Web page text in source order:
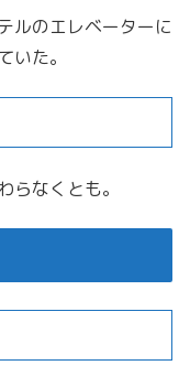
ルのエレベーターに
た。
らなくとも。